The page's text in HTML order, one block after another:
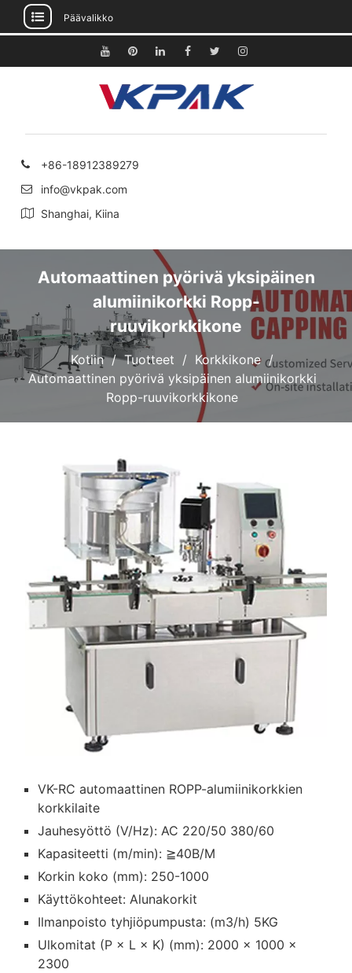
sisältöön
Päävalikko
YoutubePinterestLinkedinFacebook
ViserrysInstagram
+86-18912389279
info@vkpak.com
Shanghai, Kiina
Automaattinen pyörivä yksipäinen
alumiinikorkki Ropp-
ruuvikorkkikone
Kotiin Tuotteet
Korkkikone
Automaattinen pyörivä yksipäinen alumiinikorkki
Ropp-ruuvikorkkikone
VK-RC automaattinen ROPP-alumiinikorkkien
korkkilaite
Jauhesyöttö (V/Hz): AC 220/50 380/60
Kapasiteetti (m/min): ≧40B/M
Korkin koko (mm): 250-1000
Käyttökohteet: Alunakorkit
Ilmanpoisto tyhjiöpumpusta: (m3/h) 5KG
Ulkomitat (P × L × K) (mm): 2000 × 1000 ×
2300